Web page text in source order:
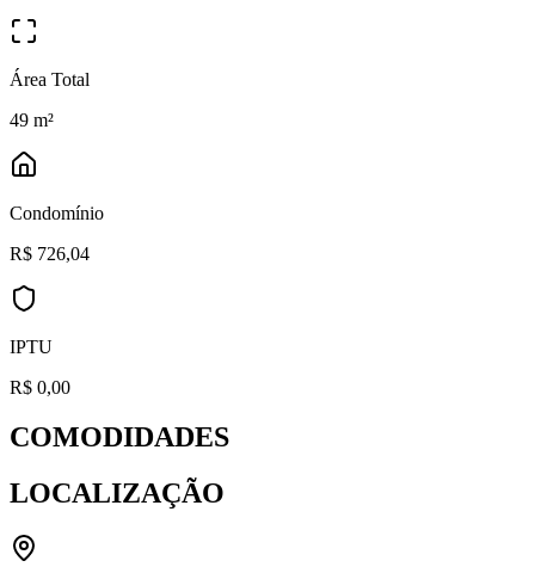
Área Total
49 m²
Condomínio
R$ 726,04
IPTU
R$ 0,00
COMODIDADES
LOCALIZAÇÃO